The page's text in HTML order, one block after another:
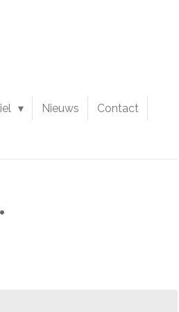
Nieuws Contact